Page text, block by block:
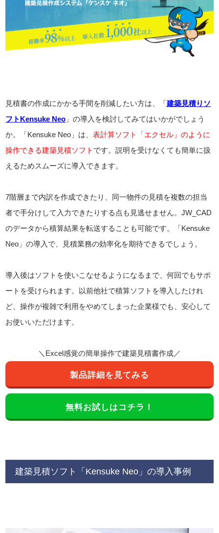
見積書の作成にかかる手間を削減したい方は、「建築見積りソ
フトKensuke Neo 」の導入を検討してみてはいかがでしょう
か。「Kensuke Neo」は、表計算ソフト「エクセル」のように
操作できる建築見積ソフト です。説明を受けなくても簡単に扱
えるためスムーズに導入できます。
7階層まで内訳を作成できたり、同一物件の見積を複数の担当
者で手分けして入力できたりする点も見逃せません。JW_CAD
のデータから積算結果を転送することも可能です。「Kensuke
Neo」の導入で、見積業務の効率化を期待できるでしょう。
導入後はソフトを使いこなせるようになるまで、何回でもサポ
ートを受けられます。以前他社で積算ソフトを導入したけれ
ど、操作が複雑で利用をやめてしまった企業様でも、安心して
お使いいただけます。
＼Excel感覚の簡単操作で建築見積書作成／
製品詳細を見てみる
無料お試しはコチラ！
建築見積ソフト「Kensuke Neo」の導入事例